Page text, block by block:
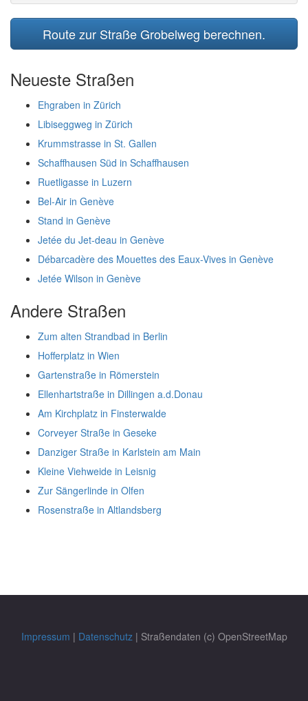
Route zur Straße Grobelweg berechnen.
Neueste Straßen
Ehgraben in Zürich
Libiseggweg in Zürich
Krummstrasse in St. Gallen
Schaffhausen Süd in Schaffhausen
Ruetligasse in Luzern
Bel-Air in Genève
Stand in Genève
Jetée du Jet-deau in Genève
Débarcadère des Mouettes des Eaux-Vives in Genève
Jetée Wilson in Genève
Andere Straßen
Zum alten Strandbad in Berlin
Hofferplatz in Wien
Gartenstraße in Römerstein
Ellenhartstraße in Dillingen a.d.Donau
Am Kirchplatz in Finsterwalde
Corveyer Straße in Geseke
Danziger Straße in Karlstein am Main
Kleine Viehweide in Leisnig
Zur Sängerlinde in Olfen
Rosenstraße in Altlandsberg
Impressum | Datenschutz| Straßendaten (c) OpenStreetMap